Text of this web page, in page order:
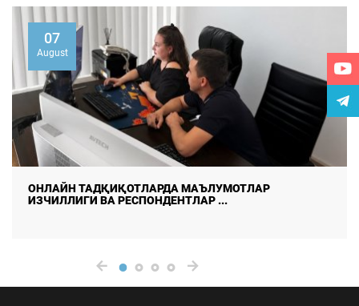
07
August
ДАЛА ТАДҚИҚОТЛАРИДА МАЪЛУМОТЛАР СИФАТИ ВА
ИШОНЧЛИЛИГИНИ ТАЪМ ...